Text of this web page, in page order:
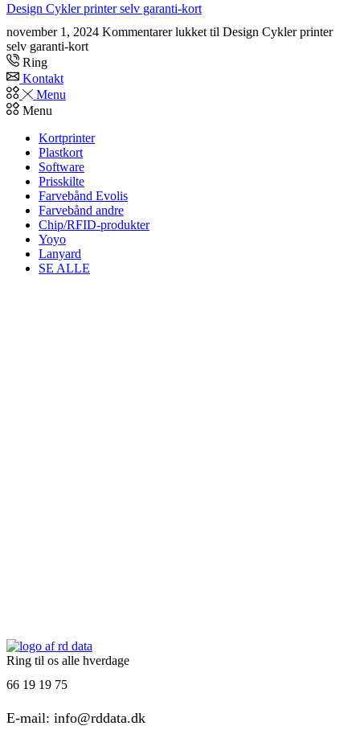
Design Cykler printer selv garanti-kort
november 1, 2024 Kommentarer lukkettil Design Cykler printer
selv garanti-kort
Ring
Kontakt
Menu
Menu
Kortprinter
Plastkort
Software
Prisskilte
Farvebånd Evolis
Farvebånd andre
Chip/RFID-produkter
Yoyo
Lanyard
SE ALLE
Ring til os alle hverdage
66 19 19 75
E-mail: info@rddata.dk